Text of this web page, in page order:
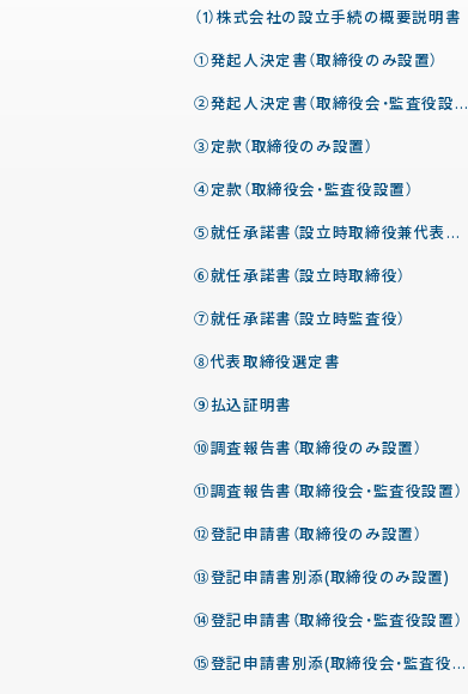
（1）株式会社の設立手続の概要説明書
①発起人決定書（取締役のみ設置）
②発起人決定書（取締役会・監査役設置）
③定款（取締役のみ設置）
④定款（取締役会・監査役設置）
⑤就任承諾書（設立時取締役兼代表取締役）
⑥就任承諾書（設立時取締役）
⑦就任承諾書（設立時監査役）
⑧代表取締役選定書
⑨払込証明書
⑩調査報告書（取締役のみ設置）
⑪調査報告書（取締役会・監査役設置）
⑫登記申請書（取締役のみ設置）
⑬登記申請書別添(取締役のみ設置)
⑭登記申請書（取締役会・監査役設置）
⑮登記申請書別添(取締役会・監査役設置)